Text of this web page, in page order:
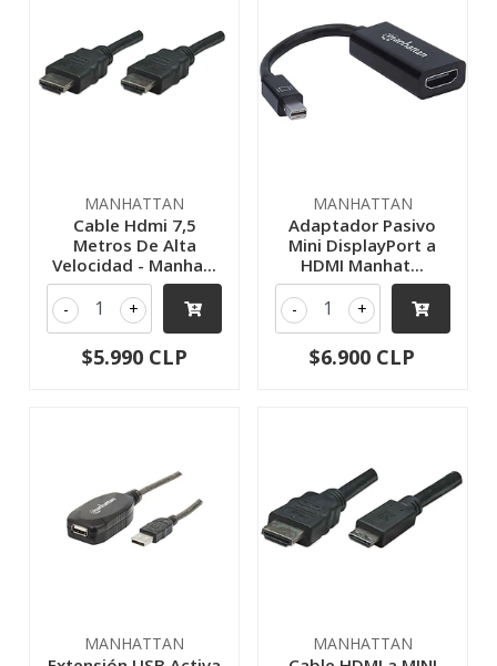
MANHATTAN
Cable Hdmi 7,5
Metros De Alta
Velocidad - Manha...
+
-
$5.990 CLP
MANHATTAN
Adaptador Pasivo
Mini DisplayPort a
HDMI Manhat...
+
-
$6.900 CLP
MANHATTAN MANHATTAN